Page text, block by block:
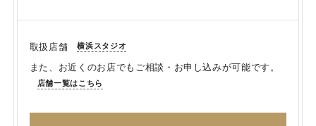
取扱店舗 横浜スタジオ
また、お近くのお店でもご相談・お申し込みが可能です。
店舗一覧はこちら